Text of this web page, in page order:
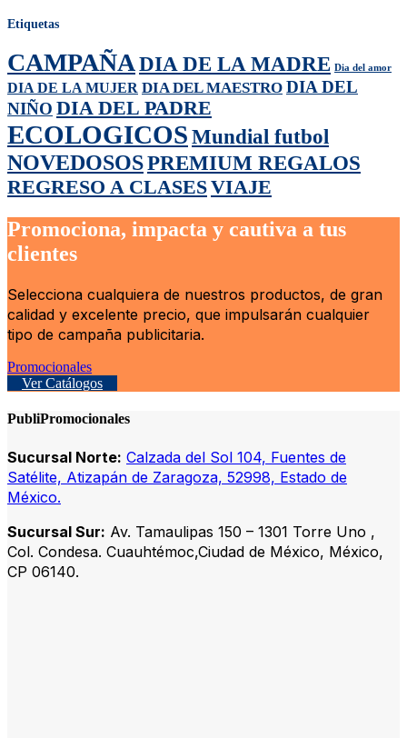
Etiquetas
CAMPAÑADIA DE LA MADRE Dia del amor
DIA DE LA MUJER DIA DEL MAESTRO DIA DEL
NIÑO DIA DEL PADRE
ECOLOGICOS Mundial futbol
NOVEDOSOSPREMIUM REGALOS
REGRESO A CLASESVIAJE
Promociona, impacta y cautiva a tus
clientes
Selecciona cualquiera de nuestros productos, de gran
calidad y excelente precio, que impulsarán cualquier
tipo de campaña publicitaria.
Promocionales
Ver Catálogos
PubliPromocionales
Sucursal Norte: Calzada del Sol 104, Fuentes de
Satélite, Atizapán de Zaragoza, 52998, Estado de
México.
Sucursal Sur: Av. Tamaulipas 150 – 1301 Torre Uno ,
Col. Condesa. Cuauhtémoc,Ciudad de México, México,
CP 06140.